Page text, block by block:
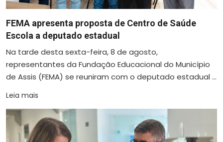
FEMA apresenta proposta de Centro de Saúde
Escola a deputado estadual
Na tarde desta sexta-feira, 8 de agosto,
representantes da Fundação Educacional do Município
de Assis (FEMA) se reuniram com o deputado estadual ...
Leia mais